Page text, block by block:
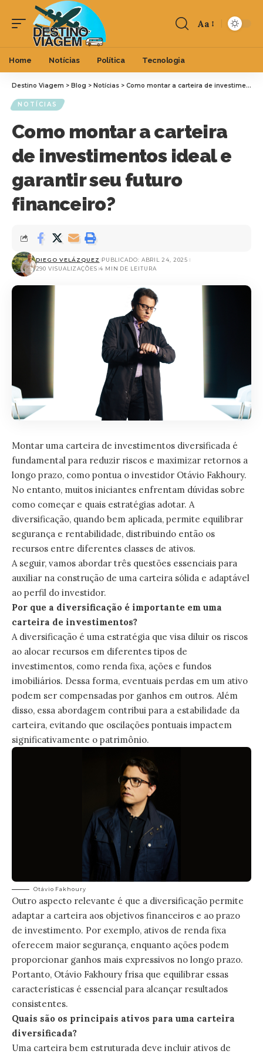
Aa
Home Notícias Política Tecnologia
Destino Viagem > Blog > Notícias > Como montar a carteira de investimentos ideal e garantir seu futuro financeiro?
NOTÍCIAS
Como montar a carteira
de investimentos ideal e
garantir seu futuro
financeiro?
DIEGO VELÁZQUEZ PUBLICADO: ABRIL 24, 2025
290 VISUALIZAÇÕES 4 MIN DE LEITURA
Montar uma carteira de investimentos diversificada é
fundamental para reduzir riscos e maximizar retornos a
longo prazo, como pontua o investidor Otávio Fakhoury.
No entanto, muitos iniciantes enfrentam dúvidas sobre
como começar e quais estratégias adotar. A
diversificação, quando bem aplicada, permite equilibrar
segurança e rentabilidade, distribuindo então os
recursos entre diferentes classes de ativos.
A seguir, vamos abordar três questões essenciais para
auxiliar na construção de uma carteira sólida e adaptável
ao perfil do investidor.
Por que a diversificação é importante em uma
carteira de investimentos?
A diversificação é uma estratégia que visa diluir os riscos
ao alocar recursos em diferentes tipos de
investimentos, como renda fixa, ações e fundos
imobiliários. Dessa forma, eventuais perdas em um ativo
podem ser compensadas por ganhos em outros. Além
disso, essa abordagem contribui para a estabilidade da
carteira, evitando que oscilações pontuais impactem
significativamente o patrimônio.
Otávio Fakhoury
Outro aspecto relevante é que a diversificação permite
adaptar a carteira aos objetivos financeiros e ao prazo
de investimento. Por exemplo, ativos de renda fixa
oferecem maior segurança, enquanto ações podem
proporcionar ganhos mais expressivos no longo prazo.
Portanto, Otávio Fakhoury frisa que equilibrar essas
características é essencial para alcançar resultados
consistentes.
Quais são os principais ativos para uma carteira
diversificada?
Uma carteira bem estruturada deve incluir ativos de